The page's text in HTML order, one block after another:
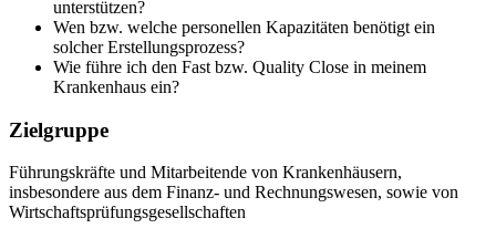
unterstützen?
Wen bzw. welche personellen Kapazitäten benötigt ein
solcher Erstellungsprozess?
Wie führe ich den Fast bzw. Quality Close in meinem
Krankenhaus ein?
Zielgruppe
Führungskräfte und Mitarbeitende von Krankenhäusern,
insbesondere aus dem Finanz- und Rechnungswesen, sowie von
Wirtschaftsprüfungsgesellschaften